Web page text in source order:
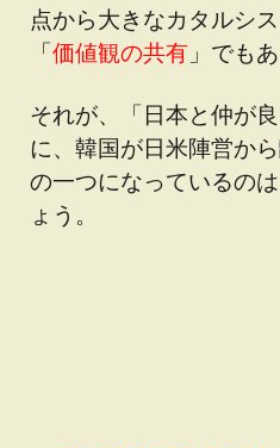
点から大きなカタルシ
「価値観の共有 」でも
それが、「日本と仲が
に、韓国が日米陣営か
の一つになっているの
ょう。